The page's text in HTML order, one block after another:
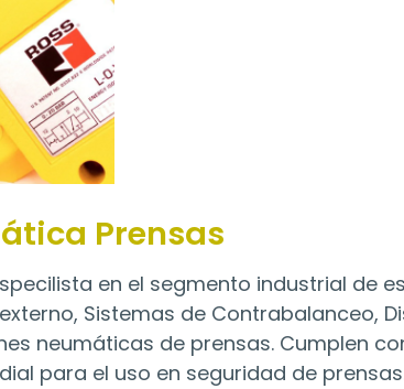
Prensas
en el segmento industrial de
Sistemas de Contrabalanceo,
neumáticas de prensas. Cumplen
para el uso en seguridad de